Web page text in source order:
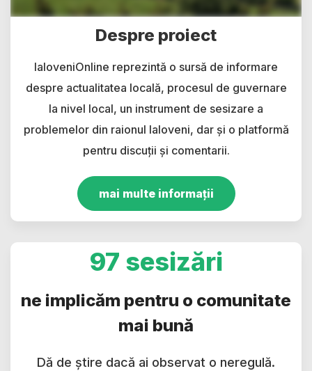
Despre proiect
IaloveniOnline reprezintă o sursă de informare
despre actualitatea locală, procesul de guvernare
la nivel local, un instrument de sesizare a
problemelor din raionul Ialoveni, dar și o platformă
pentru discuții și comentarii.
mai multe informații
97 sesizări
ne implicăm pentru o comunitate
mai bună
Dă de știre dacă ai observat o neregulă.